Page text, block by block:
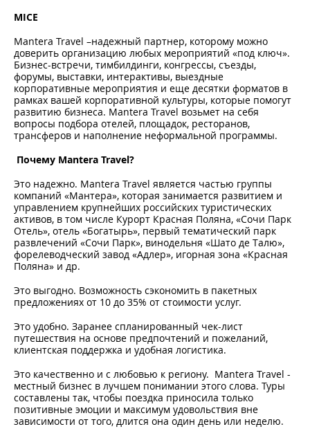
MICE
Mantera Travel –надежный партнер, которому можно
доверить организацию любых мероприятий «под ключ».
Бизнес-встречи, тимбилдинги, конгрессы, съезды,
форумы, выставки, интерактивы, выездные
корпоративные мероприятия и еще десятки форматов в
рамках вашей корпоративной культуры, которые помогут
развитию бизнеса. Mantera Travel возьмет на себя
вопросы подбора отелей, площадок, ресторанов,
трансферов и наполнение неформальной программы.
Почему Mantera Travel?
Это надежно. Mantera Travel является частью группы
компаний «Мантера», которая занимается развитием и
управлением крупнейших российских туристических
активов, в том числе Курорт Красная Поляна, «Сочи Парк
Отель», отель «Богатырь», первый тематический парк
развлечений «Сочи Парк», винодельня «Шато де Талю»,
форелеводческий завод «Адлер», игорная зона «Красная
Поляна» и др.
Это выгодно. Возможность сэкономить в пакетных
предложениях от 10 до 35% от стоимости услуг.
Это удобно. Заранее спланированный чек-лист
путешествия на основе предпочтений и пожеланий,
клиентская поддержка и удобная логистика.
Это качественно и с любовью к региону. Mantera Travel -
местный бизнес в лучшем понимании этого слова. Туры
составлены так, чтобы поездка приносила только
позитивные эмоции и максимум удовольствия вне
зависимости от того, длится она один день или неделю.